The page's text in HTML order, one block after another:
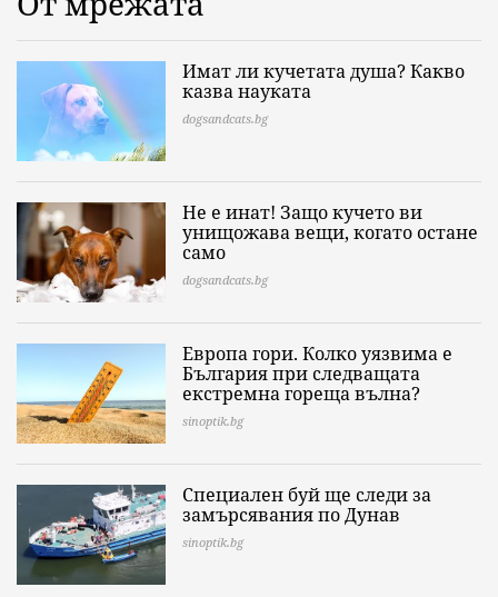
Имат ли кучетата душа? Какво
казва науката
dogsandcats.bg
Не е инат! Защо кучето ви
унищожава вещи, когато остане
само
dogsandcats.bg
Европа гори. Колко уязвима е
България при следващата
екстремна гореща вълна?
sinoptik.bg
Специален буй ще следи за
замърсявания по Дунав
sinoptik.bg